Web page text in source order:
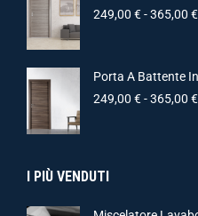
249,00 €-365,00 €
Porta A Battente
249,00 €-365,00 €
I PIÙ VENDUTI